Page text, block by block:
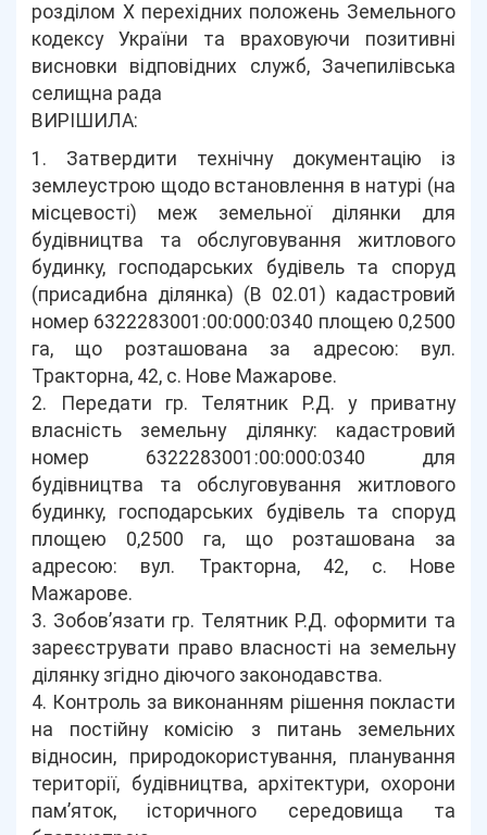
розділом Х перехідних положень Земельного
кодексу України та враховуючи позитивні
висновки відповідних служб, Зачепилівська
селищна рада
ВИРІШИЛА:
1. Затвердити технічну документацію із
землеустрою щодо встановлення в натурі (на
місцевості) меж земельної ділянки для
будівництва та обслуговування житлового
будинку, господарських будівель та споруд
(присадибна ділянка) (В 02.01) кадастровий
номер 6322283001:00:000:0340 площею 0,2500
га, що розташована за адресою: вул.
Тракторна, 42, с. Нове Мажарове.
2. Передати гр. Телятник Р.Д. у приватну
власність земельну ділянку: кадастровий
номер 6322283001:00:000:0340 для
будівництва та обслуговування житлового
будинку, господарських будівель та споруд
площею 0,2500 га, що розташована за
адресою: вул. Тракторна, 42, с. Нове
Мажарове.
3. Зобов’язати гр. Телятник Р.Д. оформити та
зареєструвати право власності на земельну
ділянку згідно діючого законодавства.
4. Контроль за виконанням рішення покласти
на постійну комісію з питань земельних
відносин, природокористування, планування
території, будівництва, архітектури, охорони
пам’яток, історичного середовища та